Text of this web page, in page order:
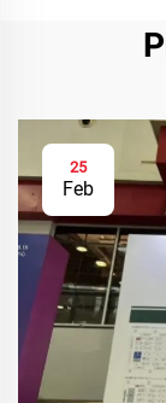
25
Feb